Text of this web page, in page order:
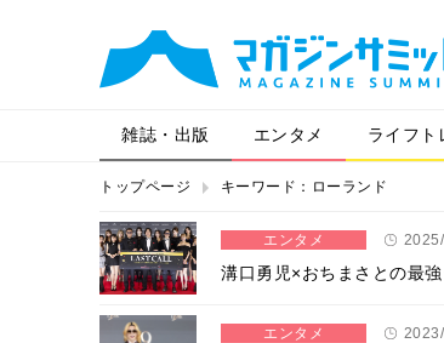
雑誌・出版 エンタメ ライフト
トップページ キーワード：ローランド
エンタメ
溝口勇児×おちまさとの最
エンタメ